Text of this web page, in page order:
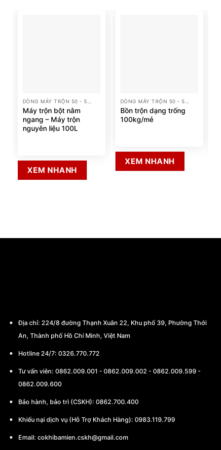
Máy trộn bột nằm
ngang – Máy trộn
nguyên liệu 100L
XEM NHANH
Bồn trộn dạng trống
100kg/mẻ
XEM NHANH
Địa chỉ: 224/8 đường Thạnh Xuân 22, Khu phố 39, Phường Thới
An, Thành phố Hồ Chí Minh, Việt Nam
Hotline 24/7: 0326.770.772
Tư vấn viên: 0862.009.001 - 0862.009.002 - 0862.009.599 -
0862.009.600
Bảo hành, bảo trì (CSKH): 0862.700.400
Khiếu nại dịch vụ (Hỗ Trợ Khách Hàng): 0983.119.799
Email: cokhibamien.cskh@gmail.com